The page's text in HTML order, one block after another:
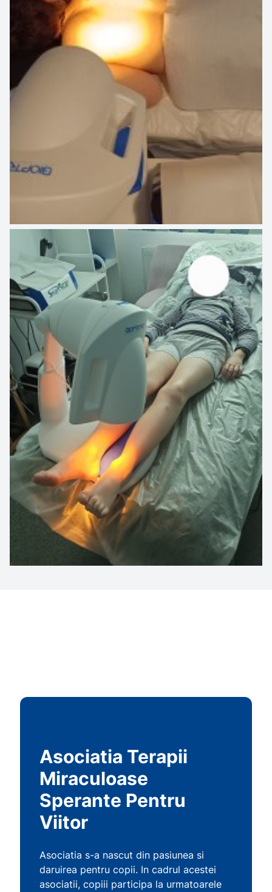
Asociatia Terapii
Miraculoase
Sperante Pentru
Viitor
Asociatia s-a nascut din pasiunea si
daruirea pentru copii. In cadrul acestei
asociatii, copiii participa la urmatoarele